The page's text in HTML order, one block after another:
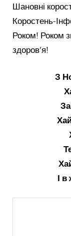
Шановні
Коростень-
Роком! Роком
здоров’я!
З
І в